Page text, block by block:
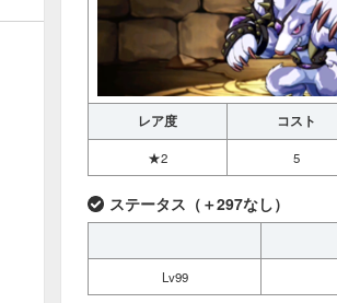
レア度 コスト
★2 5
ステータス（＋297なし）
Lv99